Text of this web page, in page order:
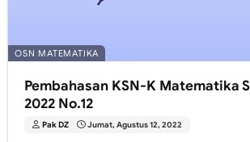
OSN MATEMATIKA
Pembahasan KSN-K Matematika
2022 No.12
Pak DZ Jumat, Agustus 12, 2022